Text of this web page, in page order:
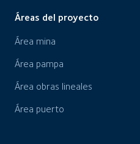
Áreas del proyecto
Área mina
Área pampa
Área obras lineales
Área puerto